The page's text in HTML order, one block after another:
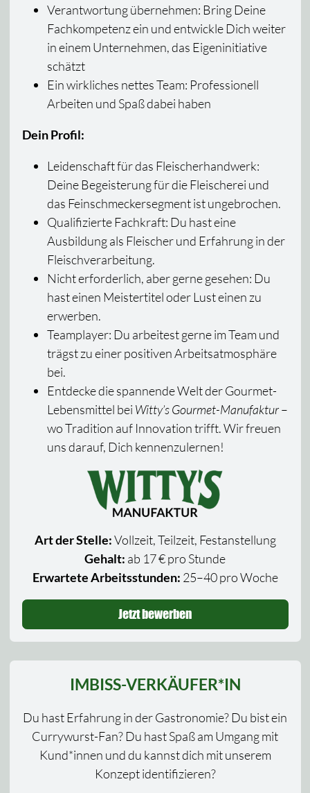
Verantwortung übernehmen: Bring Deine
Fachkompetenz ein und entwickle Dich weiter
in einem Unternehmen, das Eigeninitiative
schätzt
Ein wirkliches nettes Team: Professionell
Arbeiten und Spaß dabei haben
Dein Profil:
Leidenschaft für das Fleischerhandwerk:
Deine Begeisterung für die Fleischerei und
das Feinschmeckersegment ist ungebrochen.
Qualifizierte Fachkraft: Du hast eine
Ausbildung als Fleischer und Erfahrung in der
Fleischverarbeitung.
Nicht erforderlich, aber gerne gesehen: Du
hast einen Meistertitel oder Lust einen zu
erwerben.
Teamplayer: Du arbeitest gerne im Team und
trägst zu einer positiven Arbeitsatmosphäre
bei.
Entdecke die spannende Welt der Gourmet-
Lebensmittel bei Witty’s Gourmet-Manufaktur–
wo Tradition auf Innovation trifft. Wir freuen
uns darauf, Dich kennenzulernen!
Art der Stelle:Vollzeit, Teilzeit, Festanstellung
Gehalt: ab 17 € pro Stunde
Erwartete Arbeitsstunden: 25–40 pro Woche
Jetzt bewerben
IMBISS-VERKÄUFER*IN
Du hast Erfahrung in der Gastronomie? Du bist ein
Currywurst-Fan? Du hast Spaß am Umgang mit
Kund*innen und du kannst dich mit unserem
Konzept identifizieren?